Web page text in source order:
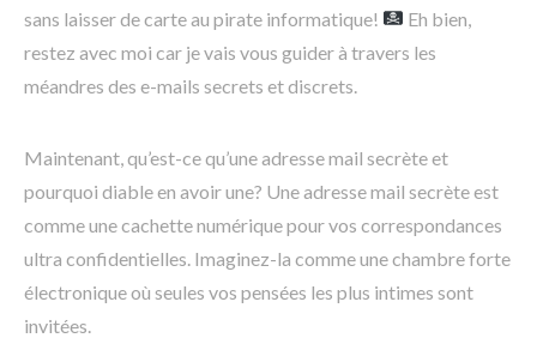
sans laisser de carte au pirate informatique!
Eh bien,
restez avec moi car je vais vous guider à travers les
méandres des e-mails secrets et discrets.
Maintenant, qu’est-ce qu’une adresse mail secrète et
pourquoi diable en avoir une? Une adresse mail secrète est
comme une cachette numérique pour vos correspondances
ultra confidentielles. Imaginez-la comme une chambre forte
électronique où seules vos pensées les plus intimes sont
invitées.